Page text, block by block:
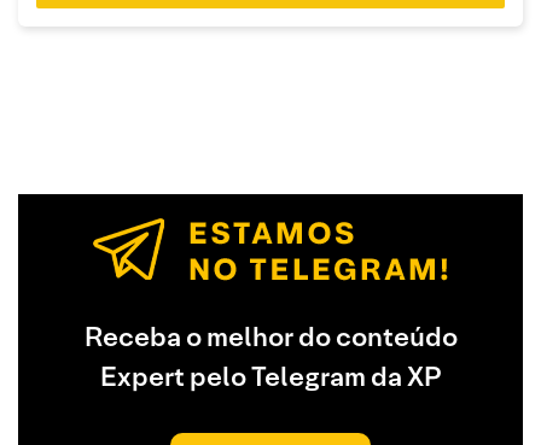
Receba o melhor do conteúdo
Expert pelo Telegram da XP